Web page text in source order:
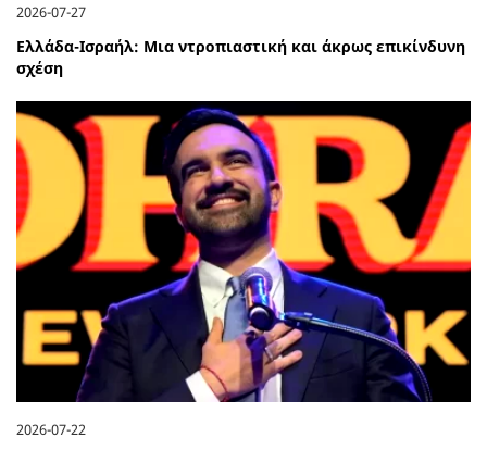
2026-07-27
Ελλάδα-Ισραήλ: Μια ντροπιαστική και άκρως επικίνδυνη
σχέση
2026-07-22